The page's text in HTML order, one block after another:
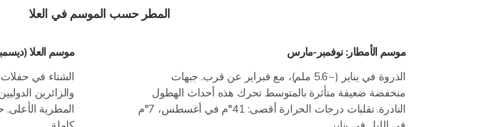
المطر حسب الموسم في العلا
موسم الأمطار: نوفمبر-مارس
الذروة في يناير (~5.6 ملم)، مع فبراير عن قرب. جبهات
منخفضة ضعيفة متأثرة بالمتوسط تحرك هذه أحداث الهطول
النادرة. تقلبات درجات الحرارة أقصى: 41°م في أغسطس، 7°م
موسم العلا
الشتاء في حفلات
والزائرين
المطرية